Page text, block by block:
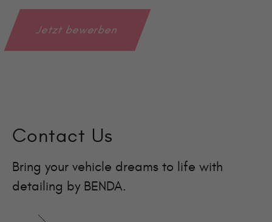
Contact Us
Bring your vehicle dreams to life with
detailing by BENDA.